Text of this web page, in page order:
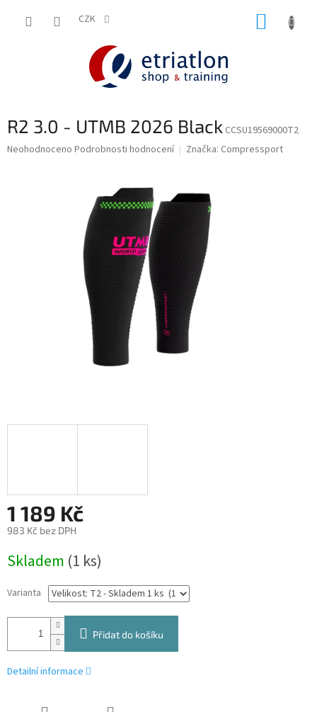
CZK
R2 3.0 - UTMB 2026 Black CCSU19569000T2
Průměrné
Neohodnoceno Podrobnosti hodnocení Značka: Compressport
1 189 Kč
983 Kč bez DPH
cena:
Skladem (1 ks)
Varianta
Přidat do košíku
Detailní informace
shop.etriatlon.cz - Chat